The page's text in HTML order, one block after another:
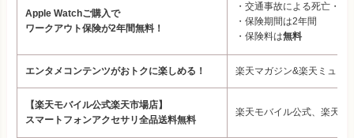
Apple Watchご購入で
ワークアウト保険が2年間無料！
・交通事故による死亡・後
・保険期間は2年間
・保険料は無料
エンタメコンテンツがおトクに楽しめる！ 楽天マガジン&楽天ミュー
【楽天モバイル公式楽天市場店】
スマートフォンアクセサリ全品送料無料
楽天モバイル公式、楽天市